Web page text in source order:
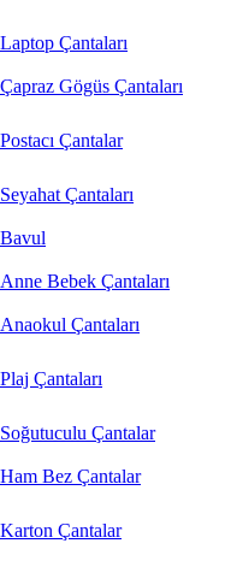
Laptop Çantaları
Çapraz Gögüs Çantaları
Postacı Çantalar
Seyahat Çantaları
Bavul
Anne Bebek Çantaları
Anaokul Çantaları
Plaj Çantaları
Soğutuculu Çantalar
Ham Bez Çantalar
Karton Çantalar